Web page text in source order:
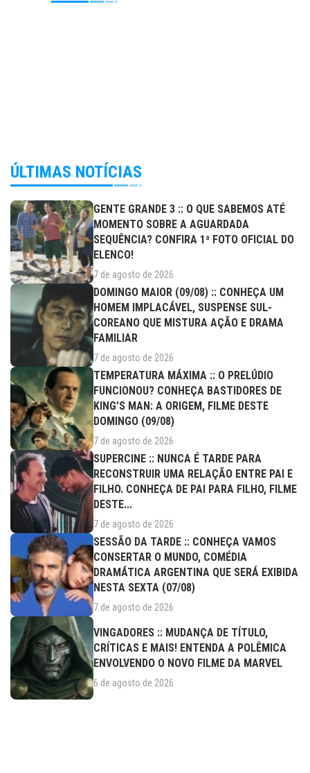
ÚLTIMAS NOTÍCIAS
GENTE GRANDE 3 :: O QUE SABEMOS ATÉ
MOMENTO SOBRE A AGUARDADA
SEQUÊNCIA? CONFIRA 1ª FOTO OFICIAL DO
ELENCO!
7 de agosto de 2026
DOMINGO MAIOR (09/08) :: CONHEÇA UM
HOMEM IMPLACÁVEL, SUSPENSE SUL-
COREANO QUE MISTURA AÇÃO E DRAMA
FAMILIAR
7 de agosto de 2026
TEMPERATURA MÁXIMA :: O PRELÚDIO
FUNCIONOU? CONHEÇA BASTIDORES DE
KING’S MAN: A ORIGEM, FILME DESTE
DOMINGO (09/08)
7 de agosto de 2026
SUPERCINE :: NUNCA É TARDE PARA
RECONSTRUIR UMA RELAÇÃO ENTRE PAI E
FILHO. CONHEÇA DE PAI PARA FILHO, FILME
DESTE...
7 de agosto de 2026
SESSÃO DA TARDE :: CONHEÇA VAMOS
CONSERTAR O MUNDO, COMÉDIA
DRAMÁTICA ARGENTINA QUE SERÁ EXIBIDA
NESTA SEXTA (07/08)
7 de agosto de 2026
VINGADORES :: MUDANÇA DE TÍTULO,
CRÍTICAS E MAIS! ENTENDA A POLÊMICA
ENVOLVENDO O NOVO FILME DA MARVEL
6 de agosto de 2026